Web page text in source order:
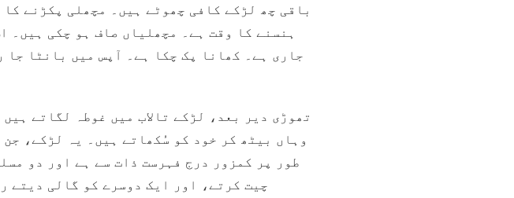
باقی چھ لڑکے کافی چھوٹے ہیں۔ مچھلی پکڑنے
ہنسنے کا وقت ہے۔ مچھلیاں صاف ہو چکی ہیں۔
جاری ہے۔ کھانا پک چکا ہے۔ آپس میں بانٹا
تھوڑی دیر بعد، لڑکے تالاب میں غوطہ لگاتے
وہاں بیٹھ کر خود کو سُکھاتے ہیں۔ یہ لڑکے،
طور پر کمزور درج فہرست ذات سے ہے اور دو
چیت کرتے، اور ایک دوسرے کو گالی دیتے